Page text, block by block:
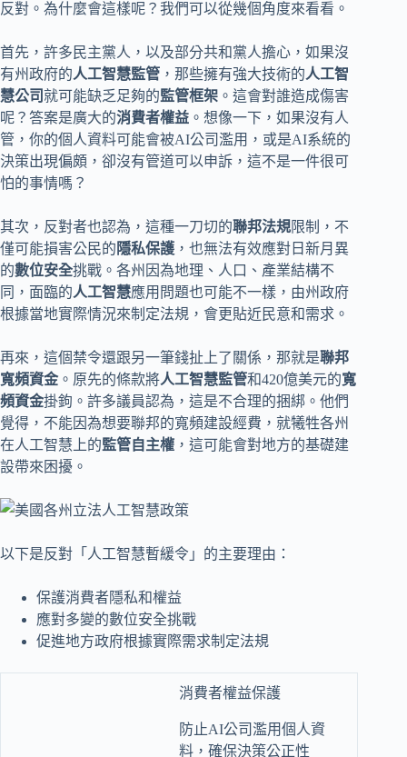
反對。為什麼會這樣呢？我們可以從幾個角度來看看。
首先，許多民主黨人，以及部分共和黨人擔心，如果沒
有州政府的人工智慧監管 ，那些擁有強大技術的人工智
慧公司就可能缺乏足夠的監管框架 。這會對誰造成傷害
呢？答案是廣大的消費者權益 。想像一下，如果沒有人
管，你的個人資料可能會被AI公司濫用，或是AI系統的
決策出現偏頗，卻沒有管道可以申訴，這不是一件很可
怕的事情嗎？
其次，反對者也認為，這種一刀切的聯邦法規限制，不
僅可能損害公民的 隱私保護 ，也無法有效應對日新月異
的數位安全挑戰。各州因為地理、人口、產業結構不
同，面臨的人工智慧應用問題也可能不一樣，由州政府
根據當地實際情況來制定法規，會更貼近民意和需求。
再來，這個禁令還跟另一筆錢扯上了關係，那就是聯邦
寬頻資金 。原先的條款將人工智慧監管和420億美元的寬
頻資金掛鉤。許多議員認為，這是不合理的捆綁。他們
覺得，不能因為想要聯邦的寬頻建設經費，就犧牲各州
在人工智慧上的監管自主權 ，這可能會對地方的基礎建
設帶來困擾。
以下是反對「人工智慧暫緩令」的主要理由：
保護消費者隱私和權益
應對多變的數位安全挑戰
促進地方政府根據實際需求制定法規
消費者權益保護
防止AI公司濫用個人資
料，確保決策公正性